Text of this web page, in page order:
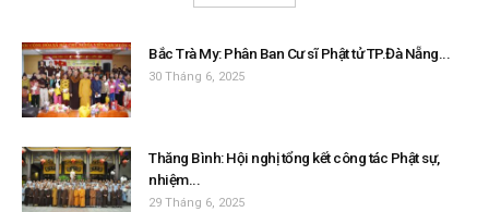
Bắc Trà My: Phân Ban Cư sĩ Phật tử TP.Đà Nẵng...
30 Tháng 6, 2025
Thăng Bình: Hội nghị tổng kết công tác Phật sự,
nhiệm...
29 Tháng 6, 2025